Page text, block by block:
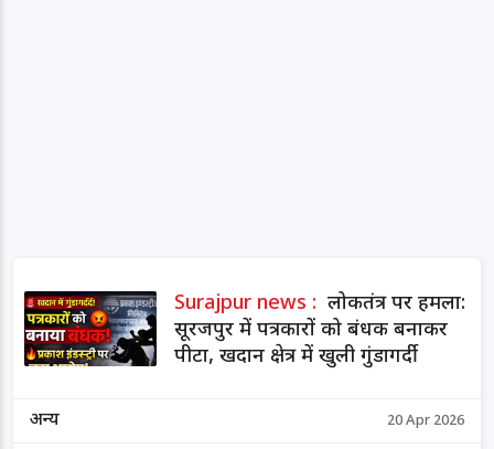
Surajpur news : लोकतंत्र पर हमला:
सूरजपुर में पत्रकारों को बंधक बनाकर
पीटा, खदान क्षेत्र में खुली गुंडागर्दी
अन्य 20 Apr 2026